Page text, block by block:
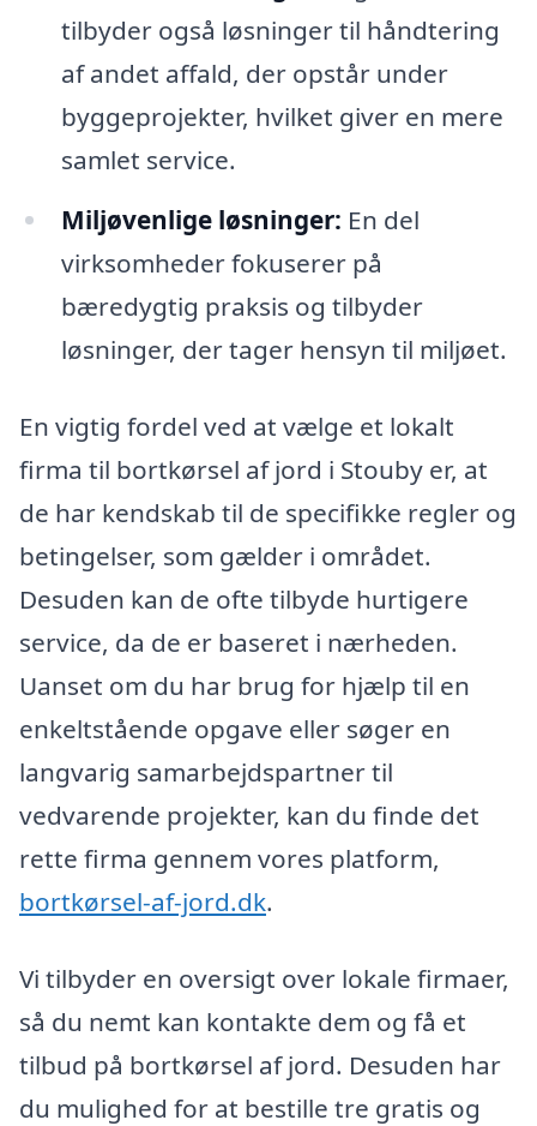
tilbyder også løsninger til håndtering
af andet affald, der opstår under
byggeprojekter, hvilket giver en mere
samlet service.
Miljøvenlige løsninger: En del
virksomheder fokuserer på
bæredygtig praksis og tilbyder
løsninger, der tager hensyn til miljøet.
En vigtig fordel ved at vælge et lokalt
firma til bortkørsel af jord i Stouby er, at
de har kendskab til de specifikke regler og
betingelser, som gælder i området.
Desuden kan de ofte tilbyde hurtigere
service, da de er baseret i nærheden.
Uanset om du har brug for hjælp til en
enkeltstående opgave eller søger en
langvarig samarbejdspartner til
vedvarende projekter, kan du finde det
rette firma gennem vores platform,
bortkørsel-af-jord.dk.
Vi tilbyder en oversigt over lokale firmaer,
så du nemt kan kontakte dem og få et
tilbud på bortkørsel af jord. Desuden har
du mulighed for at bestille tre gratis og